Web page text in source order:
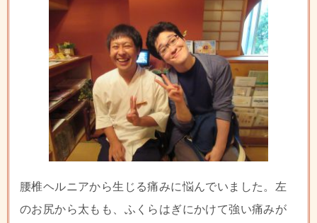
腰椎ヘルニアから生じる痛みに悩んでいました。左
のお尻から太もも、ふくらはぎにかけて強い痛みが